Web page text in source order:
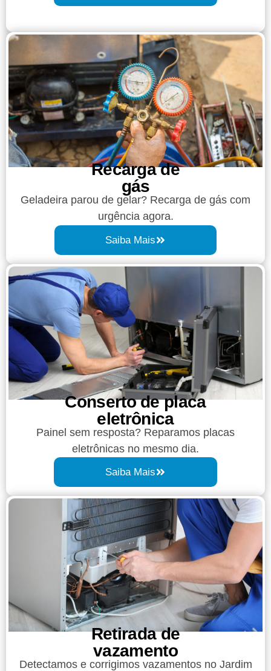
Recarga de
gás
Geladeira parou de gelar? Recarga de gás com
urgência agora.
Saiba Mais
Conserto de placa
eletrônica
Painel sem resposta? Reparamos placas
eletrônicas no mesmo dia.
Saiba Mais
Retirada de
vazamento​​
Detectamos e corrigimos vazamentos no Jardim